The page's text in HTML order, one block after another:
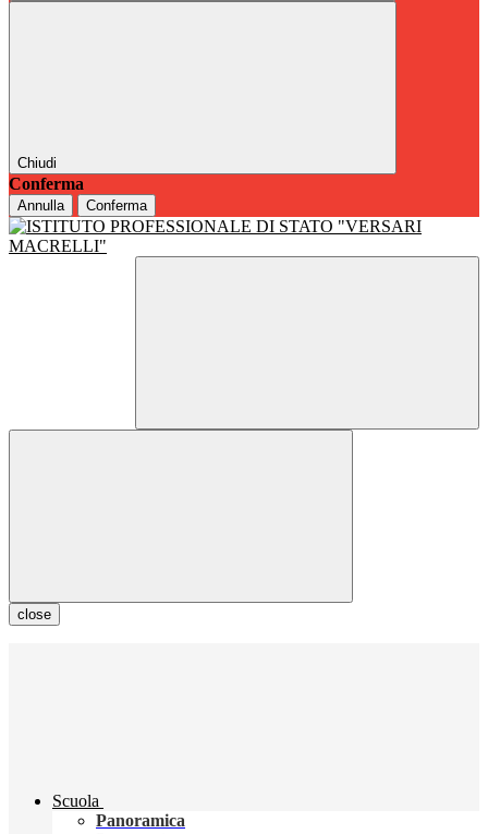
Chiudi
Conferma
Annulla Conferma
close
Scuola
Panoramica